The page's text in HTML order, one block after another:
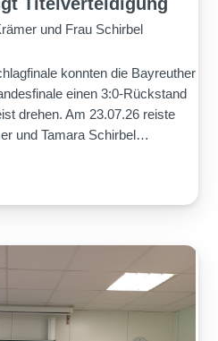
und Frau Schirbel
konnten die Bayreuther
einen 3:0-Rückstand
drehen. Am 23.07.26 reiste
und Tamara Schirbel…